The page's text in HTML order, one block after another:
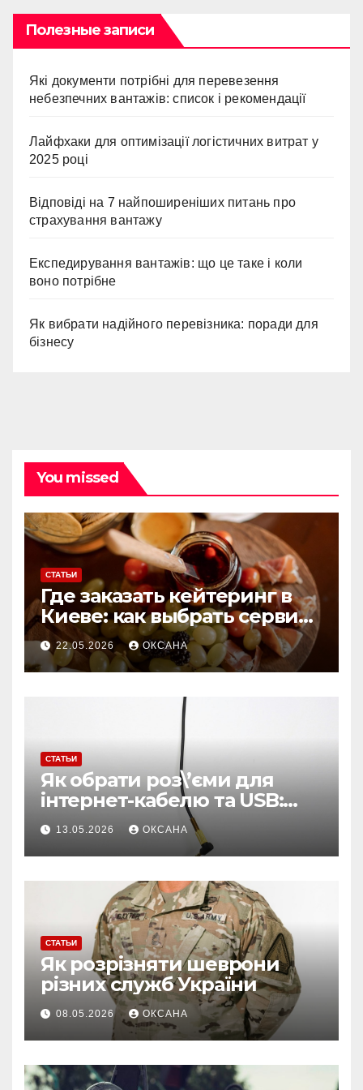
Полезные записи
Які документи потрібні для перевезення
небезпечних вантажів: список і рекомендації
Лайфхаки для оптимізації логістичних витрат у
2025 році
Відповіді на 7 найпоширеніших питань про
страхування вантажу
Експедирування вантажів: що це таке і коли
воно потрібне
Як вибрати надійного перевізника: поради для
бізнесу
You missed
СТАТЬИ
Где заказать кейтеринг в
Киеве: как выбрать сервис
для мероприятий любого
формата
22.05.2026 ОКСАНА
СТАТЬИ
Як обрати роз\’єми для
інтернет-кабелю та USB:
поради для стабільного
з\’єднання
13.05.2026 ОКСАНА
СТАТЬИ
Як розрізняти шеврони
різних служб України
08.05.2026 ОКСАНА